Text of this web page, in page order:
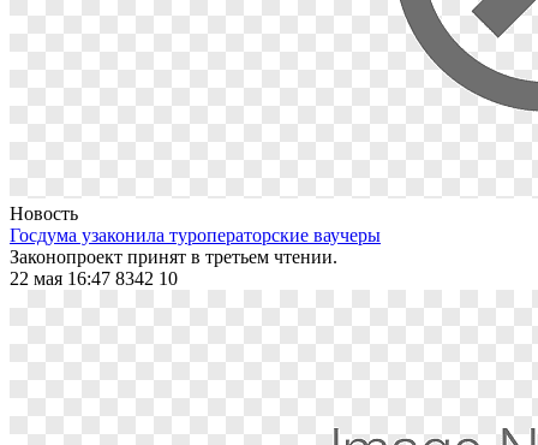
Новость
Госдума узаконила туроператорские ваучеры
Законопроект принят в третьем чтении.
22 мая 16:47 8342 10